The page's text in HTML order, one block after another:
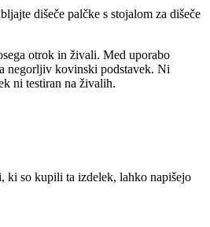
dišeče palčke s stojalom za dišeče
otrok in živali. Med uporabo
negorljiv kovinski podstavek. Ni
ni testiran na živalih.
ki so kupili ta izdelek, lahko napišejo